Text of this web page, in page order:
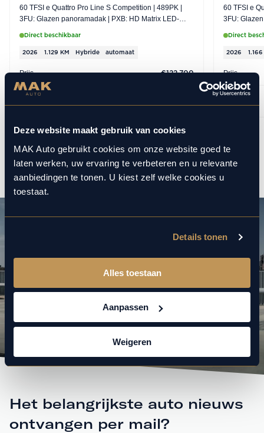
Deze website maakt gebruik van cookies
MAK Auto gebruikt cookies om onze website goed te
laten werken, uw ervaring te verbeteren en u relevante
aanbiedingen te tonen. U kiest zelf welke cookies u
toestaat.
Details tonen
Alles toestaan
Aanpassen
Weigeren
60 TFSI e Quattro Pro Line S Competition | 489PK |
3FU: Glazen panoramadak | PXB: HD Matrix LED-
Direct beschikbaar
2026 1.129 KM Hybride automaat
Prijs €122.700
60 TFSI e
3FU: Glazen
Direct
2026
Prijs
1/12
Het belangrijkste auto nieuws
ontvangen per mail?